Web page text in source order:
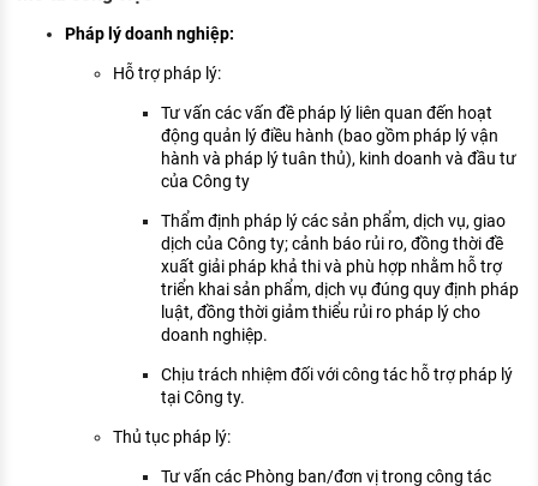
Tử vi nghề nghiệp
Kỹ năng nghề nghiệp
HƯỚNG NGHIỆP VIỆC LÀM
Đặc trưng từng nghề
Xu hướng việc làm
XÂY DỰNG VÀ PHÁT TRIỂN ĐỘI NGŨ
TUYỂN DỤNG VIỆC LÀM
Pháp lý doanh nghiệp:
Hỗ trợ pháp lý:
Tư vấn các vấn đề pháp lý liên quan đến hoạt
động quản lý điều hành (bao gồm pháp lý vận
hành và pháp lý tuân thủ), kinh doanh và đầu tư
của Công ty
Thẩm định pháp lý các sản phẩm, dịch vụ, giao
dịch của Công ty; cảnh báo rủi ro, đồng thời đề
xuất giải pháp khả thi và phù hợp nhằm hỗ trợ
triển khai sản phẩm, dịch vụ đúng quy định pháp
luật, đồng thời giảm thiểu rủi ro pháp lý cho
doanh nghiệp.
Chịu trách nhiệm đối với công tác hỗ trợ pháp lý
tại Công ty.
Thủ tục pháp lý:
Tư vấn các Phòng ban/đơn vị trong công tác